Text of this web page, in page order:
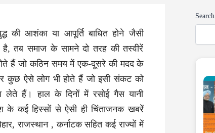
की आशंका या आपूर्ति बाधित होने जैसी
है, तब समाज के सामने दो तरह की तस्वीरें
हैं जो कठिन समय में एक-दूसरे की मदद के
कुछ ऐसे लोग भी होते हैं जो इसी संकट को
लेते हैं। हाल के दिनों में रसोई गैस यानी
के कई हिस्सों से ऐसी ही चिंताजनक खबरें
राजस्थान , कर्नाटक सहित कई राज्यों में
Search